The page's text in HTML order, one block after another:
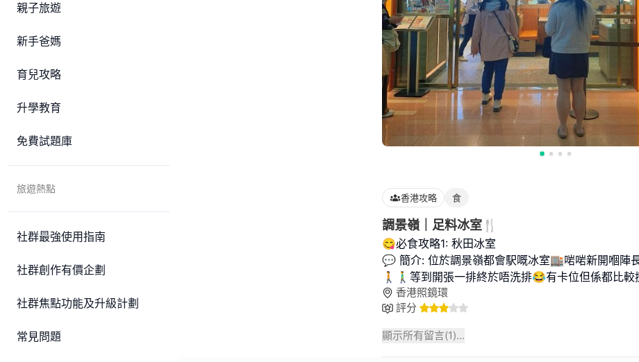
親子旅遊
新手爸媽
育兒攻略
升學教育
免費試題庫
旅遊熱點
社群最強使用指南
社群創作有價企劃
社群焦點功能及升級計劃
常見問題
香港攻略 食
調景嶺｜足料冰室🍴
😋必食攻略1: 秋田冰室
💬 簡介: 位於調景嶺都會駅嘅冰室🏬啱啱新開嗰陣長
🚶🚶‍♂️等到開張一排終於唔洗排😂有卡位但係都比較
香港照鏡環
評分
顯示所有留言(1)...